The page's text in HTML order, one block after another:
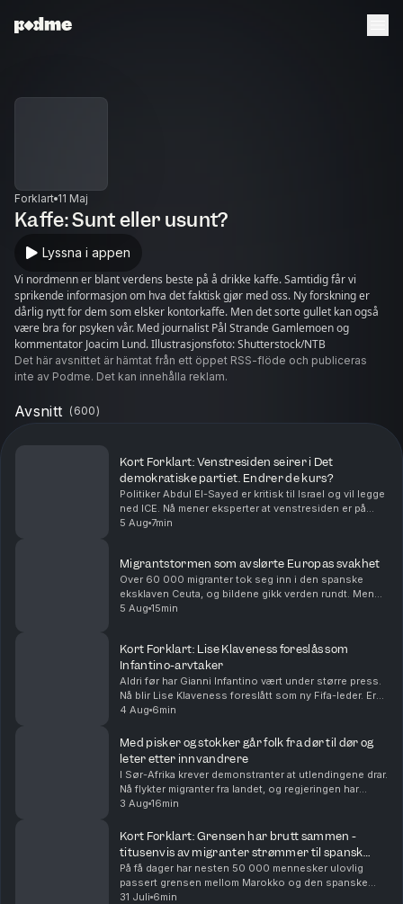
Forklart 11 Maj
Kaffe: Sunt eller usunt?
Lyssna i appen
Vi nordmenn er blant verdens beste på å drikke kaffe. Samtidig får vi
sprikende informasjon om hva det faktisk gjør med oss. Ny forskning er
dårlig nytt for dem som elsker kontorkaffe. Men det sorte gullet kan også
være bra for psyken vår. Med journalist Pål Strande Gamlemoen og
kommentator Joacim Lund. Illustrasjonsfoto: Shutterstock/NTB
Det här avsnittet är hämtat från ett öppet RSS-flöde och publiceras
inte av Podme. Det kan innehålla reklam.
Avsnitt (600)
Kort Forklart: Venstresiden seirer i Det
demokratiske partiet. Endrer de kurs?
Politiker Abdul El-Sayed er kritisk til Israel og vil legge
ned ICE. Nå mener eksperter at venstresiden er på
fremmarsj i Det demokratiske partiet i USA. Vi
5 Aug 7min
Migrantstormen som avslørte Europas svakhet
Over 60 000 migranter tok seg inn i den spanske
eksklaven Ceuta, og bildene gikk verden rundt. Men
den virale fortellingen om hva som skjedde kan bli
5 Aug 15min
Kort Forklart: Lise Klaveness foreslås som
Infantino-arvtaker
Aldri før har Gianni Infantino vært under større press.
Nå blir Lise Klaveness foreslått som ny Fifa-leder. Er
det realistisk? Vi oppsummerer nyhetene for deg, i
4 Aug 6min
Med pisker og stokker går folk fra dør til dør og
leter etter innvandrere
I Sør-Afrika krever demonstranter at utlendingene drar.
Nå flykter migranter fra landet, og regjeringen har
deportert over 50 000. Både folk i gatene og
3 Aug 16min
Kort Forklart: Grensen har brutt sammen -
titusenvis av migranter strømmer til spansk
eksklave
På få dager har nesten 50 000 mennesker ulovlig
passert grensen mellom Marokko og den spanske
eksklaven Ceuta. Mange har tatt sjøveien med
31 Juli 6min